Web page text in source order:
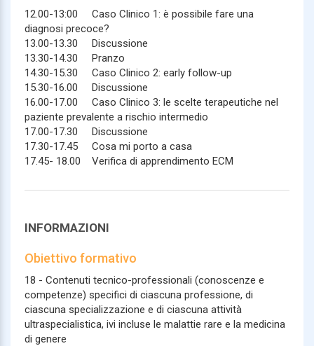
12.00-13:00 Caso Clinico 1: è possibile fare una
diagnosi precoce?
13.00-13.30 Discussione
13.30-14.30 Pranzo
14.30-15.30 Caso Clinico 2: early follow-up
15.30-16.00 Discussione
16.00-17.00 Caso Clinico 3: le scelte terapeutiche nel
paziente prevalente a rischio intermedio
17.00-17.30 Discussione
17.30-17.45 Cosa mi porto a casa
17.45- 18.00 Verifica di apprendimento ECM
INFORMAZIONI
Obiettivo formativo
18 - Contenuti tecnico-professionali (conoscenze e
competenze) specifici di ciascuna professione, di
ciascuna specializzazione e di ciascuna attività
ultraspecialistica, ivi incluse le malattie rare e la medicina
di genere